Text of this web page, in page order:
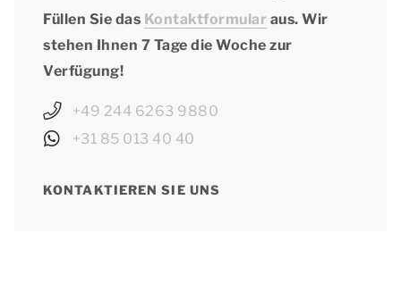
Füllen Sie das Kontaktformular aus. Wir
stehen Ihnen 7 Tage die Woche zur
Verfügung!
+49 244 6263 9880
+31 85 013 40 40
KONTAKTIEREN SIE UNS